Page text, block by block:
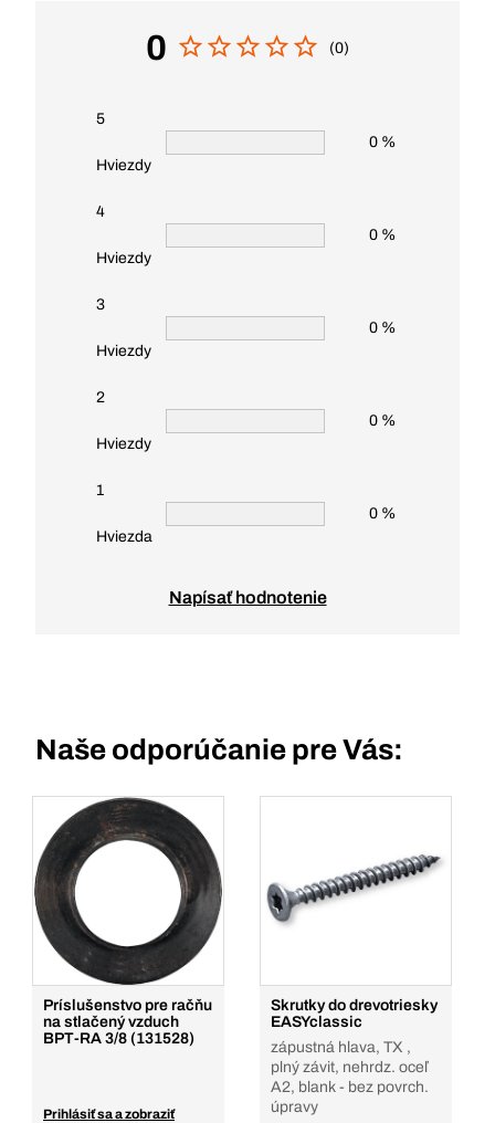
0 (0)
5
Hviezdy
0 %
4
Hviezdy
0 %
3
Hviezdy
0 %
2
Hviezdy
0 %
1
Hviezda
0 %
Napísať hodnotenie
Naše odporúčanie pre Vás:
Príslušenstvo pre račňu
na stlačený vzduch
BPT-RA 3/8 (131528)
Prihlásiť sa a zobraziť
Skrutky do drevotriesky
EASYclassic
zápustná hlava, TX ,
plný závit, nehrdz. oceľ
A2, blank - bez povrch.
úpravy